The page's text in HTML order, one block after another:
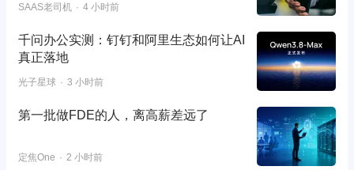
SAAS老司机 4 小时前
千问办公实测：钉钉和阿里生态如何让AI
真正落地
光子星球 3 小时前
第一批做FDE的人，离高薪差远了
定焦One 2 小时前